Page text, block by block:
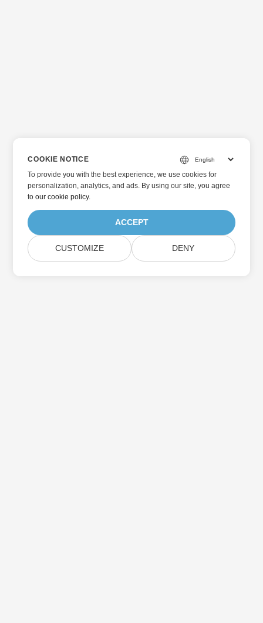
COOKIE NOTICE
To provide you with the best experience, we use cookies for
personalization, analytics, and ads. By using our site, you agree
toour cookie policy.
ACCEPT
CUSTOMIZE DENY